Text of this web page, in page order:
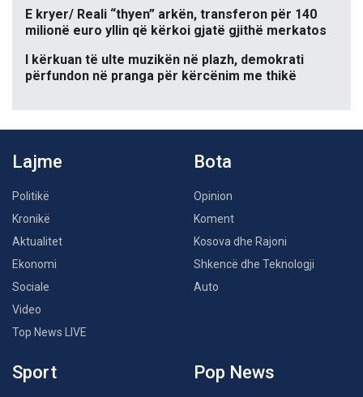
E kryer/ Reali “thyen” arkën, transferon për 140
milionë euro yllin që kërkoi gjatë gjithë merkatos
I kërkuan të ulte muzikën në plazh, demokrati
përfundon në pranga për kërcënim me thikë
Lajme
Politikë
Kronikë
Aktualitet
Ekonomi
Sociale
Video
Top News LIVE
Bota
Opinion
Koment
Kosova dhe Rajoni
Shkencë dhe Teknologji
Auto
Sport Pop News